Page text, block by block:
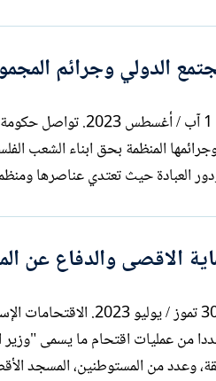
الدولي وجرائم
بقلم: سري القدوة
المنظمة بحق ابناء الشعب
العبادة حيث تعتدي عناصرها
الاقصى والدفاع عن
بقلم: سري القدوة الاحد
من عمليات اقتحام ما يسمى "وزير
وعدد من المستوطنين، المسجد